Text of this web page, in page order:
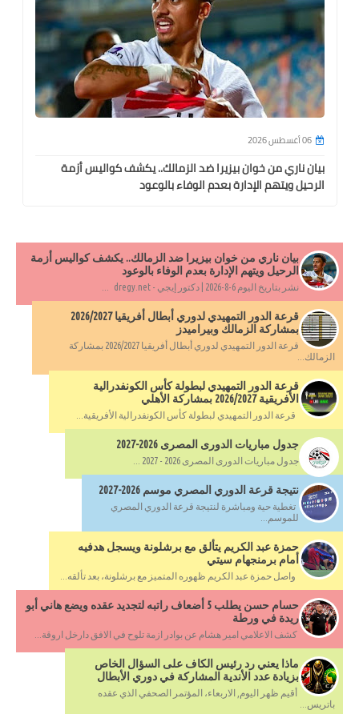
06 أغسطس 2026
بيان ناري من خوان بيزيرا ضد الزمالك.. يكشف كواليس أزمة
الرحيل ويتهم الإدارة بعدم الوفاء بالوعود
بيان ناري من خوان بيزيرا ضد الزمالك.. يكشف كواليس أزمة
الرحيل ويتهم الإدارة بعدم الوفاء بالوعود
نشر بتاريخ اليوم 6-8-2026 | دكتور إيجي - dregy.net ...
قرعة الدور التمهيدي لدوري أبطال أفريقيا 2026/2027
بمشاركة الزمالك وبيراميدز
قرعة الدور التمهيدي لدوري أبطال أفريقيا 2026/2027 بمشاركة
الزمالك...
قرعة الدور التمهيدي لبطولة كأس الكونفدرالية
الأفريقية 2026/2027 بمشاركة الأهلي
قرعة الدور التمهيدي لبطولة كأس الكونفدرالية الأفريقية...
جدول مباريات الدورى المصرى 2026-2027
جدول مباريات الدورى المصرى 2026 - 2027 ...
نتيجة قرعة الدوري المصري موسم 2026-2027
تغطية حية ومباشرة لنتيجة قرعة الدوري المصري
للموسم...
حمزة عبد الكريم يتألق مع برشلونة ويسجل هدفيه
أمام برمنجهام سيتي
واصل حمزة عبد الكريم ظهوره المتميز مع برشلونة، بعد تألقه...
حسام حسن يطلب 5 أضعاف راتبه لتجديد عقده ويضع هاني أبو
ريدة في ورطة
كشف الاعلامي امير هشام عن بوادر ازمة تلوح في الافق دارخل اروقة...
ماذا يعني رد رئيس الكاف على السؤال الخاص
بزيادة عدد الأندية المشاركة في دوري الأبطال
أقيم ظهر اليوم, الاربعاء، المؤتمر الصحفي الذي عقده
باتريس...